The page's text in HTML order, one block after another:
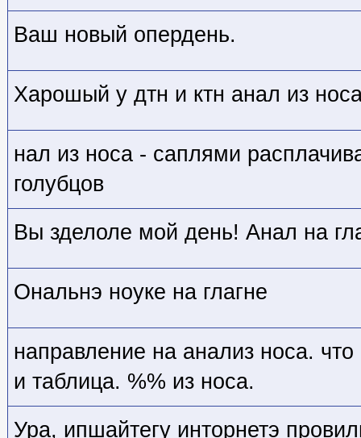
Ваш новый опердень.
Харошый у дтн и ктн анал из
нал из носа - саплями
голубцов
Вы зделоле мой день! Анал на
Ональнэ ноуке на глагне
направление на анализ носа. что
и таблица. %% из носа.
Ура, ипшайтегу инторнетэ